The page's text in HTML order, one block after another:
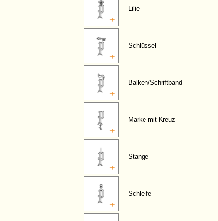
Lilie
Schlüssel
Balken/Schriftband
Marke mit Kreuz
Stange
Schleife